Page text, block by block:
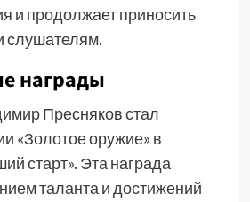
и продолжает приносить
слушателям.
награды
Пресняков стал
«Золотое оружие» в
старт». Эта награда
таланта и достижений